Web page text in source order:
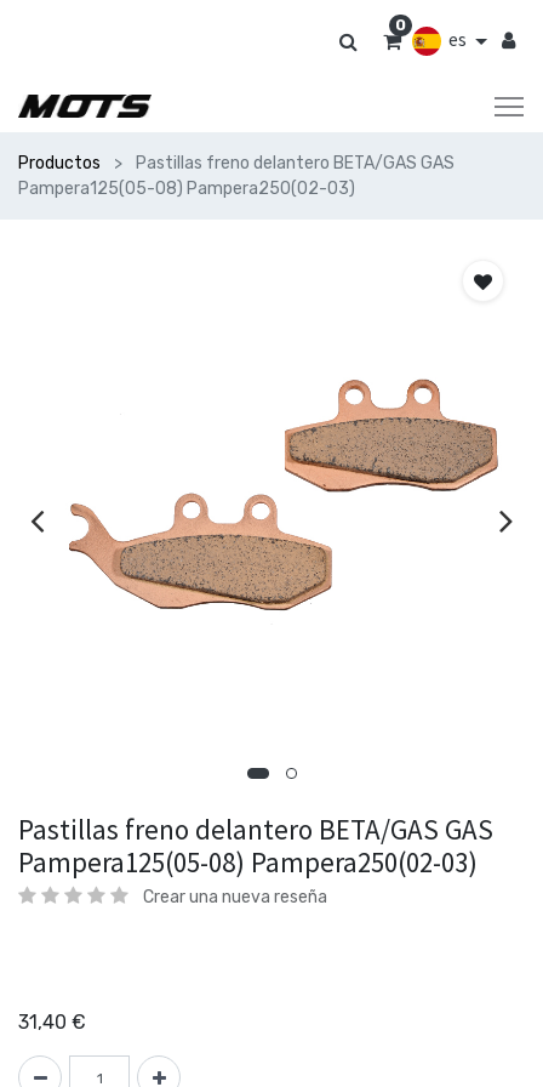
es
0
Productos
Pastillas freno delantero BETA/GAS GAS
Pampera125(05-08) Pampera250(02-03)
Pastillas freno delantero BETA/GAS GAS
Pampera125(05-08) Pampera250(02-03)
Crear una nueva reseña
31,40 €